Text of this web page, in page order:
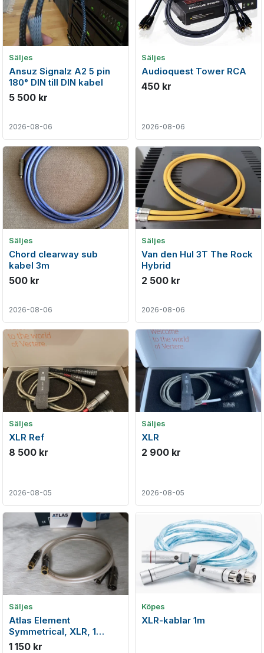
Säljes
Ansuz Signalz A2 5 pin
180° DIN till DIN kabel
5 500 kr
2026-08-06
Säljes
Audioquest Tower RCA
450 kr
2026-08-06
Säljes
Chord clearway sub
kabel 3m
500 kr
2026-08-06
Säljes
Van den Hul 3T The Rock
Hybrid
2 500 kr
2026-08-06
Säljes
XLR Ref
8 500 kr
2026-08-05
Säljes
XLR
2 900 kr
2026-08-05
Säljes
Atlas Element
Symmetrical, XLR, 1
meter
1 150 kr
Köpes
XLR-kablar 1m